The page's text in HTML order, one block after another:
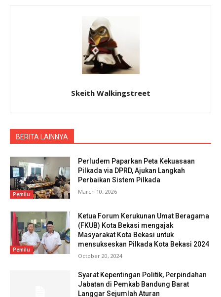
Skeith Walkingstreet
BERITA LAINNYA
Pemilu
Perludem Paparkan Peta Kekuasaan
Pilkada via DPRD, Ajukan Langkah
Perbaikan Sistem Pilkada
March 10, 2026
Pemilu
Ketua Forum Kerukunan Umat Beragama
(FKUB) Kota Bekasi mengajak
Masyarakat Kota Bekasi untuk
mensukseskan Pilkada Kota Bekasi 2024
October 20, 2024
Syarat Kepentingan Politik, Perpindahan
Jabatan di Pemkab Bandung Barat
Langgar Sejumlah Aturan